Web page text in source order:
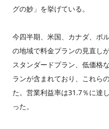
グの妙」を挙げている。
今四半期、米国、カナダ、ポ
の地域で料金プランの見直し
スタンダードプラン、低価格
ランが含まれており、これら
た。営業利益率は31.7％に達
った。